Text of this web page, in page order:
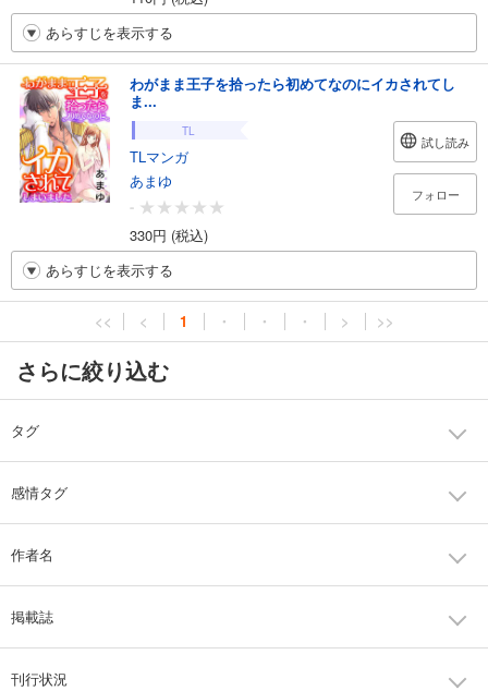
あらすじを表示する
わがまま王子を拾ったら初めてなのにイカされてし
ま...
TL
TLマンガ
あまゆ
-
330円 (税込)
試し読み
フォロー
あらすじを表示する
<< < 1 ・ ・ ・ > >>
さらに絞り込む
タグ
感情タグ
作者名
掲載誌
刊行状況